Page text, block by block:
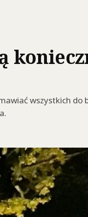
wszystkich do